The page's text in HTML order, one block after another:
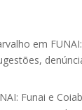
em
Funai e